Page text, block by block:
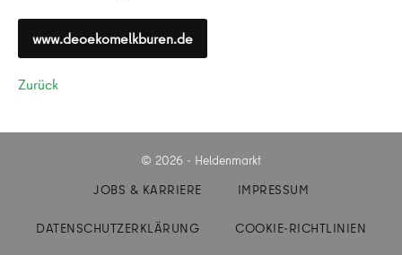
www.deoekomelkburen.de
Zurück
© 2026 - Heldenmarkt
JOBS & KARRIERE
IMPRESSUM
DATENSCHUTZERKLÄRUNG COOKIE-RICHTLINIEN